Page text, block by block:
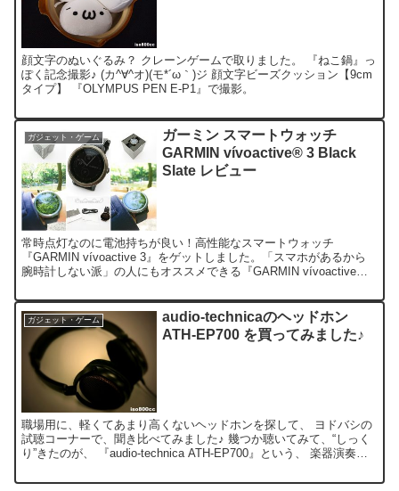
顔文字のぬいぐるみ？ クレーンゲームで取りました。 『ねこ鍋』っ
ぽく記念撮影♪ (カ^∀^オ)(モ*´ω｀)ジ 顔文字ビーズクッション【9cm
タイプ】 『OLYMPUS PEN E-P1』で撮影。
ガジェット・ゲーム
ガーミン スマートウォッチ
GARMIN vívoactive® 3 Black
Slate レビュー
常時点灯なのに電池持ちが良い！高性能なスマートウォッチ
『GARMIN vívoactive 3』をゲットしました。「スマホがあるから
腕時計しない派」の人にもオススメできる『GARMIN vívoactive
ガジェット・ゲーム
audio-technicaのヘッドホン
ATH-EP700 を買ってみました♪
職場用に、軽くてあまり高くないヘッドホンを探して、 ヨドバシの
試聴コーナーで、聞き比べてみました♪ 幾つか聴いてみて、“しっく
り”きたのが、 『audio-technica ATH-EP700』という、 楽器演奏用